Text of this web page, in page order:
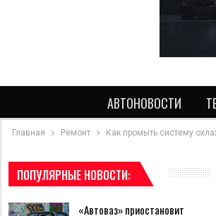
АВТОНОВОСТИ
Главная Ремонт Как промыть систему
ПОПУЛЯРНЫЕ НОВОСТИ:
«Автоваз» приостановит